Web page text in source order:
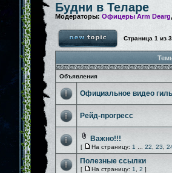
Будни в Теларе
Модераторы: Офицеры Arm Dearg,
Страница 1 из 3
Объявления
Официальное видео
Рейд-прогресс
Важно!!!
[ На страницу: 1 22 23
Полезные ссылки
[ На страницу: 1 2 ]